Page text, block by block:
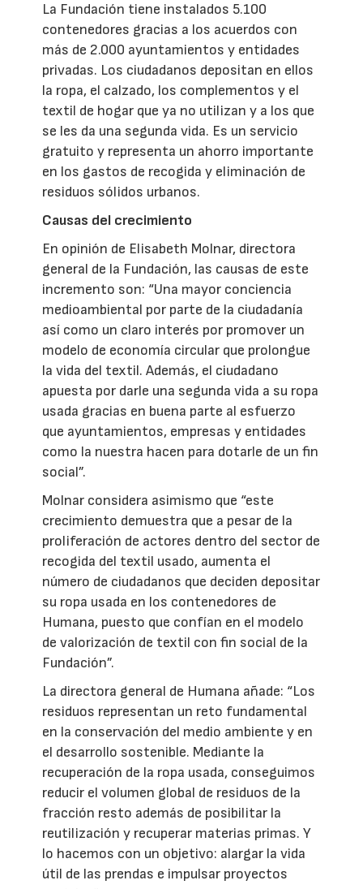
La Fundación tiene instalados 5.100
contenedores gracias a los acuerdos con
más de 2.000 ayuntamientos y entidades
privadas. Los ciudadanos depositan en ellos
la ropa, el calzado, los complementos y el
textil de hogar que ya no utilizan y a los que
se les da una segunda vida. Es un servicio
gratuito y representa un ahorro importante
en los gastos de recogida y eliminación de
residuos sólidos urbanos.
Causas del crecimiento
En opinión de Elisabeth Molnar, directora
general de la Fundación, las causas de este
incremento son: “Una mayor conciencia
medioambiental por parte de la ciudadanía
así como un claro interés por promover un
modelo de economía circular que prolongue
la vida del textil. Además, el ciudadano
apuesta por darle una segunda vida a su ropa
usada gracias en buena parte al esfuerzo
que ayuntamientos, empresas y entidades
como la nuestra hacen para dotarle de un fin
social”.
Molnar considera asimismo que “este
crecimiento demuestra que a pesar de la
proliferación de actores dentro del sector de
recogida del textil usado, aumenta el
número de ciudadanos que deciden depositar
su ropa usada en los contenedores de
Humana, puesto que confían en el modelo
de valorización de textil con fin social de la
Fundación”.
La directora general de Humana añade: “Los
residuos representan un reto fundamental
en la conservación del medio ambiente y en
el desarrollo sostenible. Mediante la
recuperación de la ropa usada, conseguimos
reducir el volumen global de residuos de la
fracción resto además de posibilitar la
reutilización y recuperar materias primas. Y
lo hacemos con un objetivo: alargar la vida
útil de las prendas e impulsar proyectos